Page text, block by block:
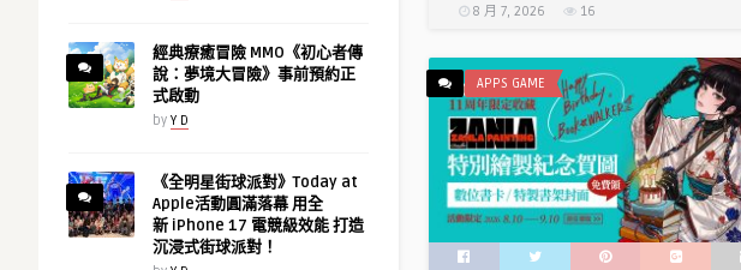
經典療癒冒險 MMO《初心者傳
說：夢境大冒險》事前預約正
式啟動
by Y D
《全明星街球派對》Today at
Apple活動圓滿落幕 用全
新 iPhone 17 電競級效能 打造
沉浸式街球派對！
8 月 7, 2026 16
APPS GAME